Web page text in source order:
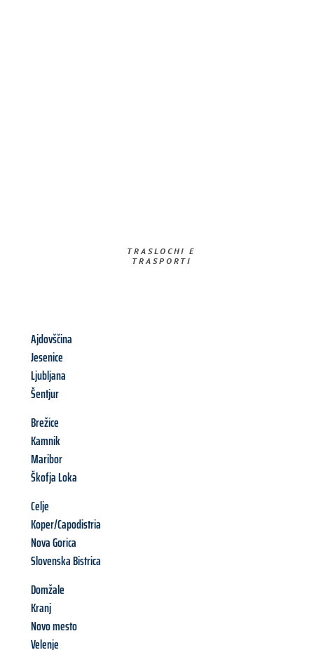
TRASLOCHI E
TRASPORTI​
Ajdovščina
Jesenice
Ljubljana
Šentjur
Brežice
Kamnik
Maribor
Škofja Loka
Celje
Koper/Capodistria
Nova Gorica
Slovenska Bistrica
Domžale
Kranj
Novo mesto
Velenje